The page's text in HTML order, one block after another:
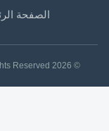
الصفحة